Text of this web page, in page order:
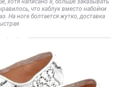
хотя написано 8, больше заказывать
что каблук вместо набойки
На ноге болтается жутко, доставка